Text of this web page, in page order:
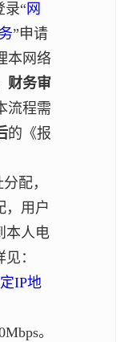
录“网
”申请
本网络
财务审
流程需
的《报
配，
，用户
本人电
：
IP地
。